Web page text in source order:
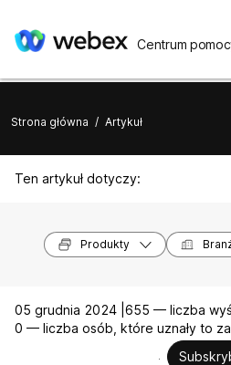
Centrum
Strona główna / Artykuł
Ten artykuł dotyczy:
Produkty
05 grudnia 2024 | 655 — liczba
0 — liczba osób, które uznały to